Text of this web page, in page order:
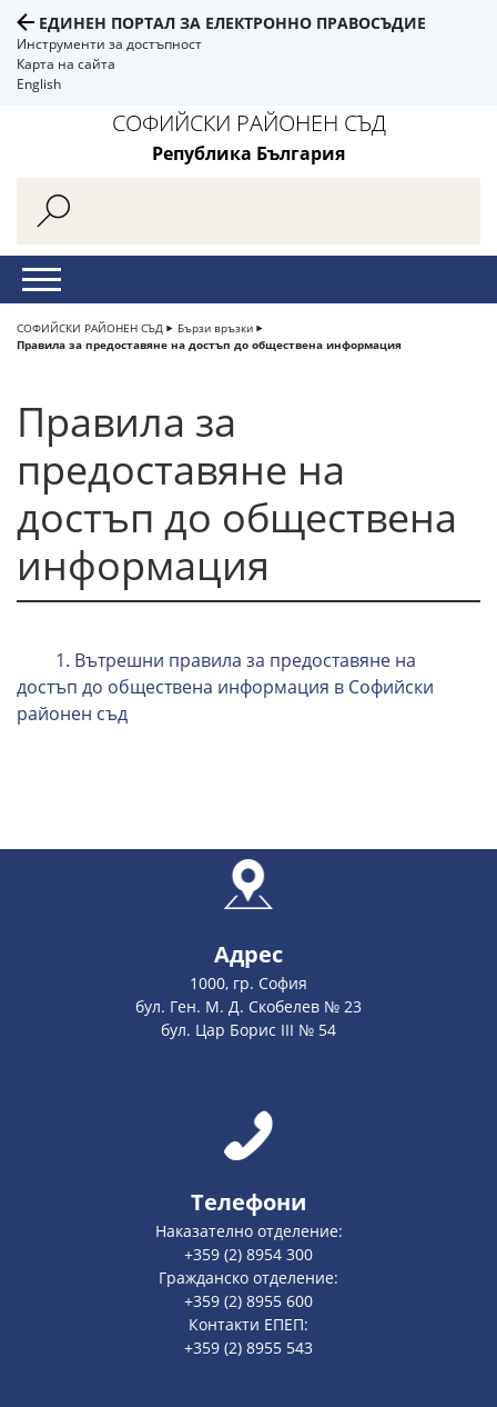
ЕДИНЕН ПОРТАЛ ЗА ЕЛЕКТРОННО ПРАВОСЪДИЕ
Инструменти за достъпност
Карта на сайта
English
СОФИЙСКИ РАЙОНЕН СЪД
Република България
СОФИЙСКИ РАЙОНЕН СЪД
Бързи връзки
Правила за предоставяне на достъп до обществена информация
Правила за
предоставяне на
достъп до обществена
информация
1. Вътрешни правила за предоставяне на
достъп до обществена информация в Софийски
районен съд
Адрес
1000, гр. София
бул. Ген. М. Д. Скобелев № 23
бул. Цар Борис III № 54
Телефони
Наказателно отделение:
+359 (2) 8954 300
Гражданско отделение:
+359 (2) 8955 600
Контакти ЕПЕП:
+359 (2) 8955 543